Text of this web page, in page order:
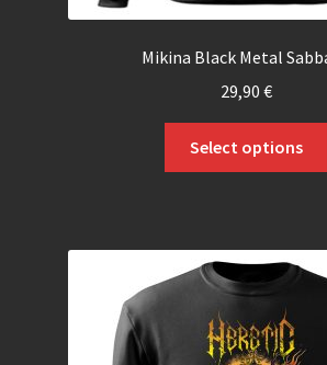
Mikina Black Metal
29,90 €
Select options